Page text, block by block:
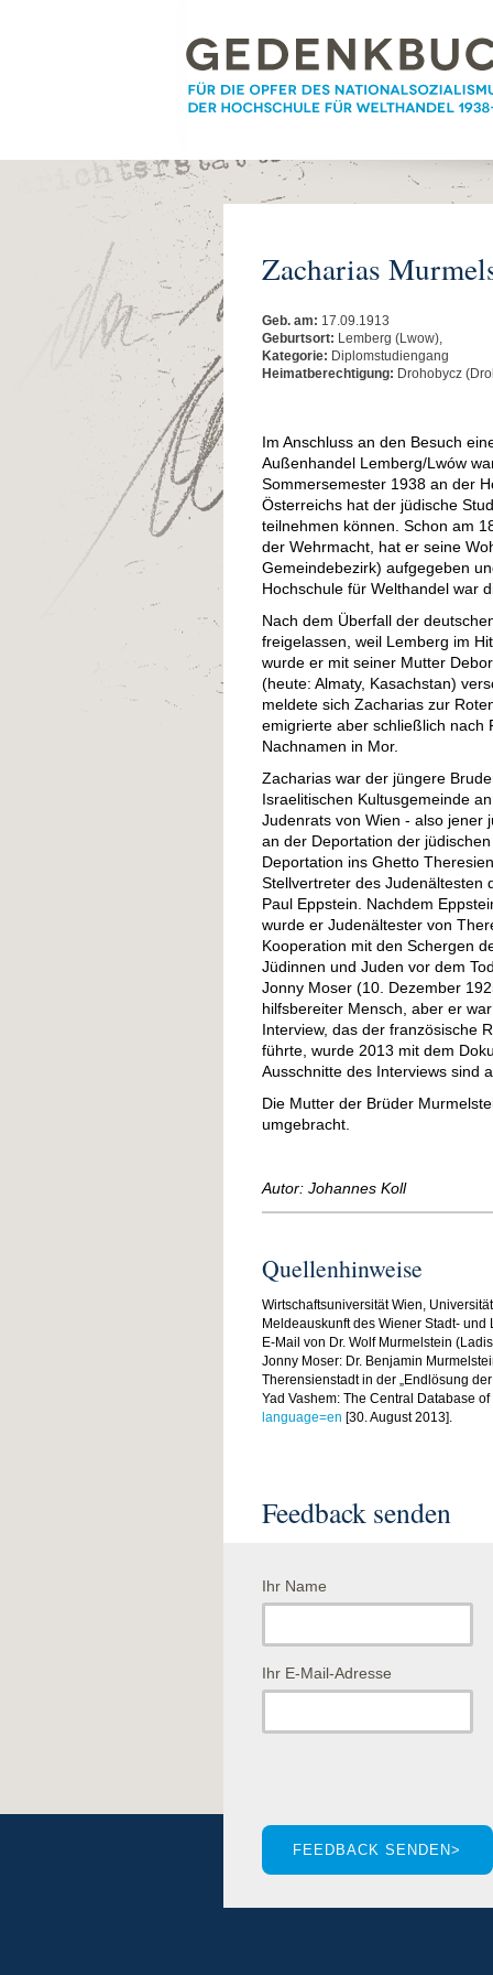
Zacharias
Geb. am: 17.09.1913
Geburtsort: Lemberg (Lwow),
Kategorie: Diplomstudiengang
Heimatberechtigung: Drohobycz
Im Anschluss an den Besuch
Außenhandel Lemberg/Lwów
Sommersemester 1938 an der
Österreichs hat der jüdische
teilnehmen können. Schon am
der Wehrmacht, hat er seine
Gemeindebezirk) aufgegeben
Hochschule für Welthandel war
Nach dem Überfall der
freigelassen, weil Lemberg im
wurde er mit seiner Mutter
(heute: Almaty, Kasachstan)
meldete sich Zacharias zur
emigrierte aber schließlich nach
Nachnamen in Mor.
Zacharias war der jüngere
Israelitischen Kultusgemeinde
Judenrats von Wien - also jener
an der Deportation der
Deportation ins Ghetto
Stellvertreter des Judenältesten
Paul Eppstein. Nachdem
wurde er Judenältester von
Kooperation mit den Schergen
Jüdinnen und Juden vor dem
Jonny Moser (10. Dezember
hilfsbereiter Mensch, aber er
Interview, das der französische
führte, wurde 2013 mit dem
Ausschnitte des Interviews sind
Die Mutter der Brüder
umgebracht.
Autor: Johannes Koll
Quellenhinweise
Wirtschaftsuniversität Wien,
Meldeauskunft des Wiener Stadt-
E-Mail von Dr. Wolf Murmelstein
Jonny Moser: Dr. Benjamin
Therensienstadt in der „Endlösung
Yad Vashem: The Central Database
language=en [30. August 2013].
Feedback senden
Ihr Name
Ihr E-Mail-Adresse